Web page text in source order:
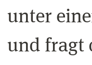
unter
und fragt